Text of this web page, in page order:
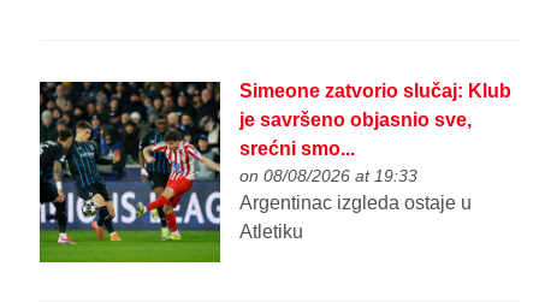
Simeone zatvorio slučaj: Klub
je savršeno objasnio sve,
srećni smo...
on 08/08/2026 at 19:33
Argentinac izgleda ostaje u
Atletiku